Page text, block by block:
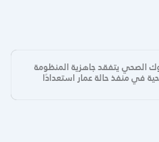
الصحي يتفقد جاهزية المنظومة
في منفذ حالة عمار استعدادًا